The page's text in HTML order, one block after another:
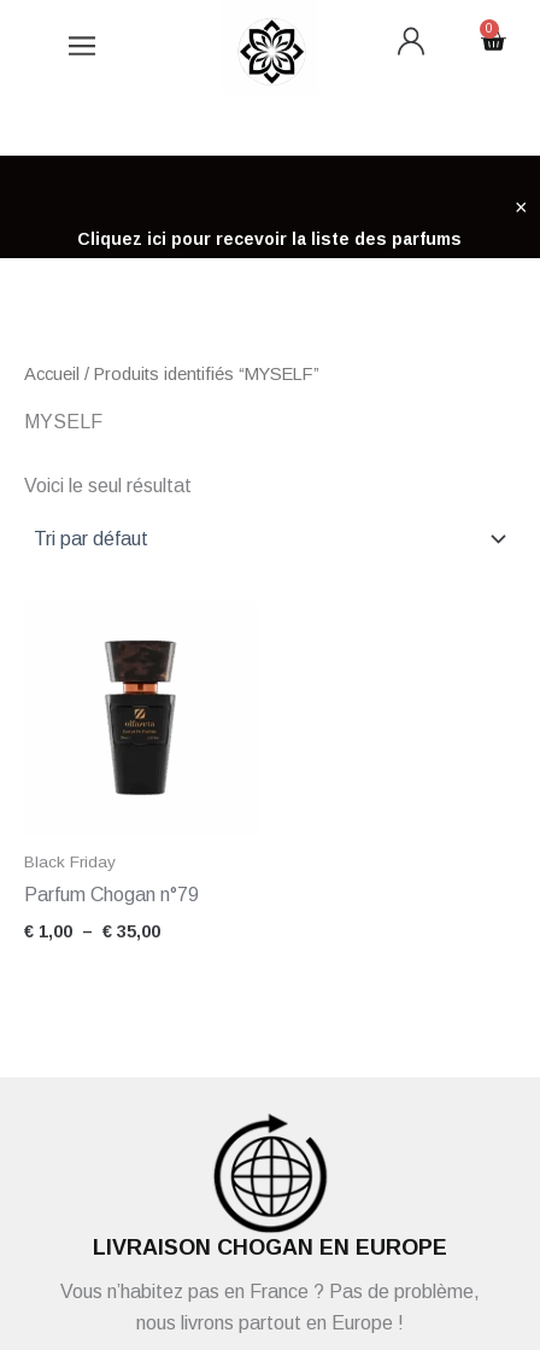
0
Cart
Cliquez ici pour recevoir la liste des parfums
×
Accueil / Produits identifiés “MYSELF”
MYSELF
Voici le seul résultat
Black Friday
Parfum Chogan n°79
€ 1,00 – € 35,00
prix :
€ 1,00
à
€ 35,00
LIVRAISON CHOGAN EN EUROPE
Vous n’habitez pas en France ? Pas de problème,
nous livrons partout en Europe !